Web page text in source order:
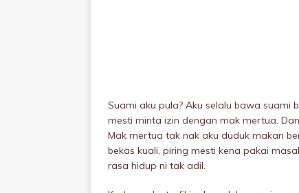
Suami aku pula? Aku selalu bawa suami
mesti minta izin dengan mak mertua.
Mak mertua tak nak aku duduk makan
bekas kuali, piring mesti kena pakai
rasa hidup ni tak adil.